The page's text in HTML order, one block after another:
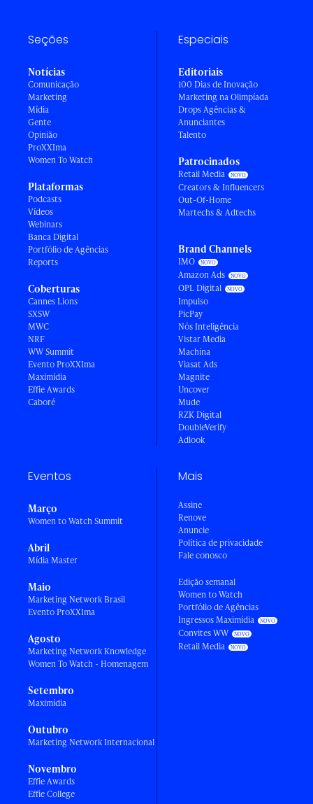
Seções
Notícias
Comunicação
Marketing
Mídia
Gente
Opinião
ProXXIma
Women To Watch
Plataformas
Podcasts
Vídeos
Webinars
Banca Digital
Portfólio de Agências
Reports
Coberturas
Cannes Lions
SXSW
MWC
NRF
WW Summit
Evento ProXXIma
Maximídia
Effie Awards
Caboré
Especiais
Editoriais
100 Dias de Inovação
Marketing na Olimpíada
Drops Agências &
Anunciantes
Talento
Patrocinados
Retail Media
Creators & Influencers
Out-Of-Home
Martechs & Adtechs
Brand Channels
IMO
Amazon Ads
OPL Digital
Impulso
PicPay
Nós Inteligência
Vistar Media
Machina
Viasat Ads
Magnite
Uncover
Mude
RZK Digital
DoubleVerify
Adlook
Eventos
Março
Women to Watch Summit
Abril
Mídia Master
Maio
Marketing Network Brasil
Evento ProXXIma
Agosto
Marketing Network Knowledge
Women To Watch - Homenagem
Setembro
Maximídia
Outubro
Marketing Network Internacional
Novembro
Effie Awards
Effie College
Mais
Assine
Renove
Anuncie
Política de privacidade
Fale conosco
Edição semanal
Women to Watch
Portfólio de Agências
Ingressos Maximídia
Convites WW
Retail Media